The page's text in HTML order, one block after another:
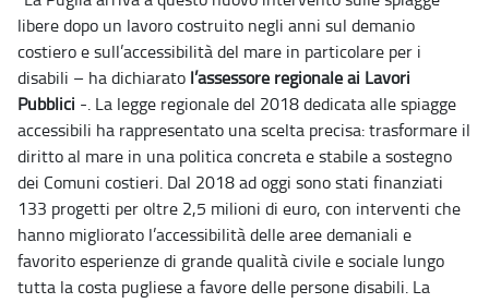
libere dopo un lavoro costruito negli anni sul demanio
costiero e sull’accessibilità del mare in particolare per i
disabili – ha dichiarato l’assessore regionale ai Lavori
Pubblici -. La legge regionale del 2018 dedicata alle spiagge
accessibili ha rappresentato una scelta precisa: trasformare il
diritto al mare in una politica concreta e stabile a sostegno
dei Comuni costieri. Dal 2018 ad oggi sono stati finanziati
133 progetti per oltre 2,5 milioni di euro, con interventi che
hanno migliorato l’accessibilità delle aree demaniali e
favorito esperienze di grande qualità civile e sociale lungo
tutta la costa pugliese a favore delle persone disabili. La